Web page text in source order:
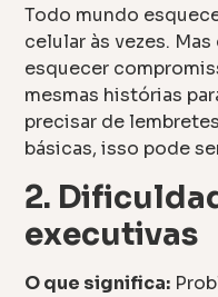
Todo mundo
celular às vezes.
esquecer
mesmas histórias
precisar de
básicas, isso pode
2.
executivas
O que significa: